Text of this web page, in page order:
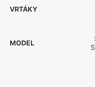
VRTÁKY
MODEL